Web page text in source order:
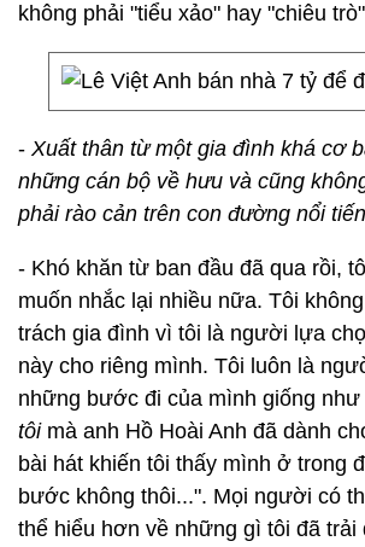
không phải "tiểu xảo" hay "chiêu
- Xuất thân từ một gia đình khá cơ
những cán bộ về hưu và cũng
phải rào cản trên con đường nổi
- Khó khăn từ ban đầu đã qua rồi,
muốn nhắc lại nhiều nữa. Tôi
trách gia đình vì tôi là người lựa
này cho riêng mình. Tôi luôn là
những bước đi của mình giống như
tôimà anh Hồ Hoài Anh đã dành
bài hát khiến tôi thấy mình ở trong
bước không thôi...". Mọi người có
thể hiểu hơn về những gì tôi đã trải